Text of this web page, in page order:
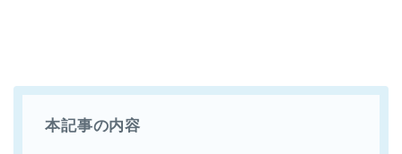
本記事の内容